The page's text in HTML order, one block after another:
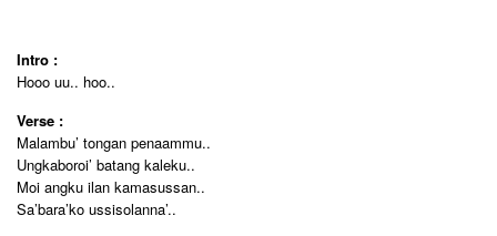
Intro :
Hooo uu.. hoo..
Verse :
Malambu’ tongan penaammu..
Ungkaboroi’ batang kaleku..
Moi angku ilan kamasussan..
Sa’bara’ko ussisolanna’..